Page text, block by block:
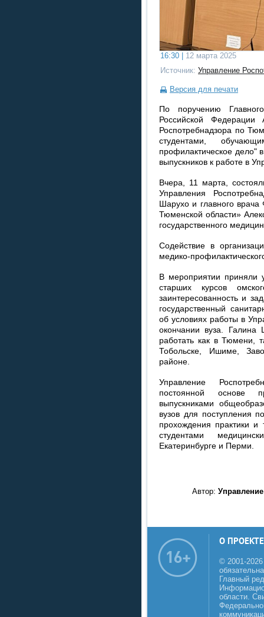
16:30 | 12 марта 2025
Источник: Управление
Версия для печати
По поручению Главного
Российской
Роспотребнадзора по
студентами,
профилактическое дело"
выпускников к работе в
Вчера, 11 марта,
Управления
Шарухо и главного
Тюменской области»
государственного
Содействие в
медико-
В мероприятии приняли
старших курсов
заинтересованность и
государственный
об условиях работы в
окончании вуза. Галина
работать как в Тюмени,
Тобольске, Ишиме,
районе.
Управление
постоянной основе
выпускниками
вузов для поступления
прохождения практики и
студентами
Екатеринбурге и Перми.
Автор:
О ПРОЕКТЕ
© 2001-
Главный
области.